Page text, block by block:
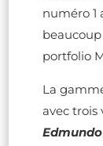
numéro 1
portfolio
La
avec trois
Edmundo